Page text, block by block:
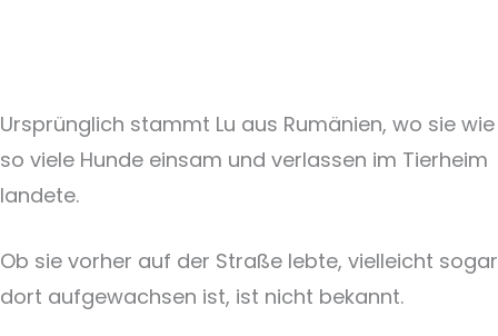
Ursprünglich stammt Lu aus Rumänien, wo sie wie
so viele Hunde einsam und verlassen im Tierheim
landete.
Ob sie vorher auf der Straße lebte, vielleicht sogar
dort aufgewachsen ist, ist nicht bekannt.